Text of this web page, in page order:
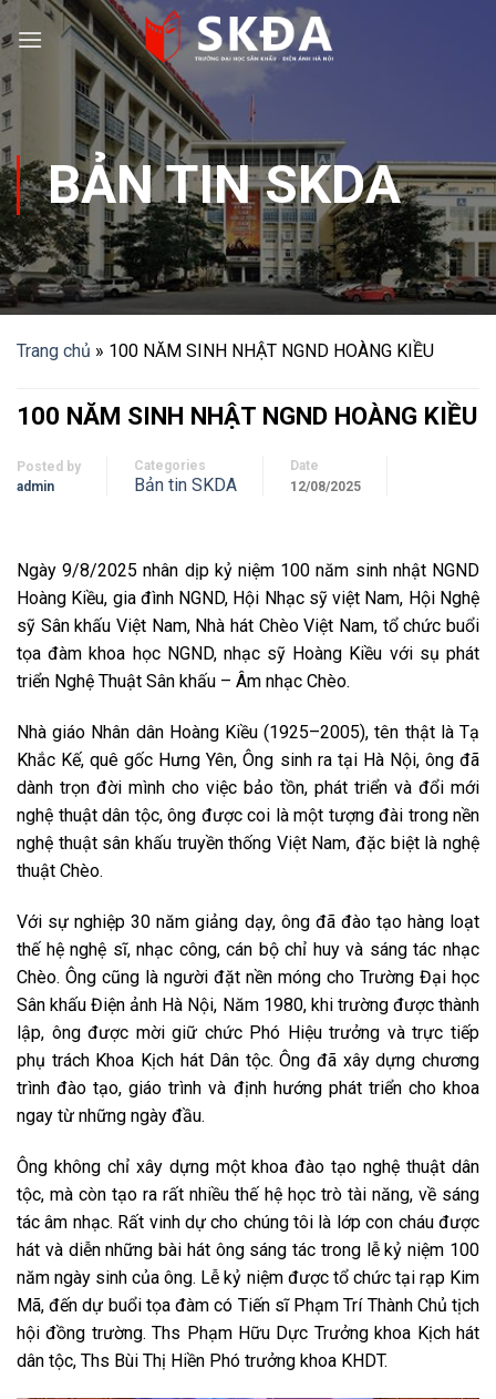
Skip
to
content
BẢN TIN SKDA
Trang chủ » 100 NĂM SINH NHẬT NGND HOÀNG KIỀU
100 NĂM SINH NHẬT NGND HOÀNG KIỀU
Posted by
admin
Categories
Bản tin SKDA
Date
12/08/2025
Ngày 9/8/2025 nhân dịp kỷ niệm 100 năm sinh nhật NGND
Hoàng Kiều, gia đình NGND, Hội Nhạc sỹ việt Nam, Hội Nghệ
sỹ Sân khấu Việt Nam, Nhà hát Chèo Việt Nam, tổ chức buổi
tọa đàm khoa học NGND, nhạc sỹ Hoàng Kiều với sụ phát
triển Nghệ Thuật Sân khấu – Âm nhạc Chèo.
Nhà giáo Nhân dân Hoàng Kiều (1925–2005), tên thật là Tạ
Khắc Kế, quê gốc Hưng Yên, Ông sinh ra tại Hà Nội, ông đã
dành trọn đời mình cho việc bảo tồn, phát triển và đổi mới
nghệ thuật dân tộc, ông được coi là một tượng đài trong nền
nghệ thuật sân khấu truyền thống Việt Nam, đặc biệt là nghệ
thuật Chèo.
Với sự nghiệp 30 năm giảng dạy, ông đã đào tạo hàng loạt
thế hệ nghệ sĩ, nhạc công, cán bộ chỉ huy và sáng tác nhạc
Chèo. Ông cũng là người đặt nền móng cho Trường Đại học
Sân khấu Điện ảnh Hà Nội, Năm 1980, khi trường được thành
lập, ông được mời giữ chức Phó Hiệu trưởng và trực tiếp
phụ trách Khoa Kịch hát Dân tộc. Ông đã xây dựng chương
trình đào tạo, giáo trình và định hướng phát triển cho khoa
ngay từ những ngày đầu.
Ông không chỉ xây dựng một khoa đào tạo nghệ thuật dân
tộc, mà còn tạo ra rất nhiều thế hệ học trò tài năng, về sáng
tác âm nhạc. Rất vinh dự cho chúng tôi là lớp con cháu được
hát và diễn những bài hát ông sáng tác trong lễ kỷ niệm 100
năm ngày sinh của ông. Lễ kỷ niệm được tổ chức tại rạp Kim
Mã, đến dự buổi tọa đàm có Tiến sĩ Phạm Trí Thành Chủ tịch
hội đồng trường. Ths Phạm Hữu Dực Trưởng khoa Kịch hát
dân tộc, Ths Bùi Thị Hiền Phó trưởng khoa KHDT.